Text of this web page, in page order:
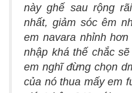
này ghế sau rộng
nhất, giảm sóc êm
em navara nhỉnh
nhập khá thế chắc
em nghĩ đừng chọn
của nó thua mấy em